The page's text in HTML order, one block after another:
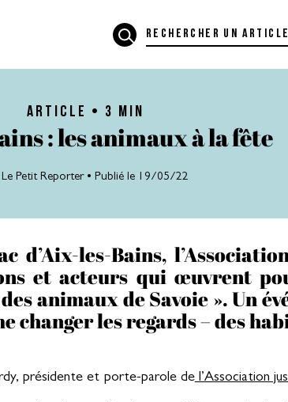
article • 3 MIN
: les animaux à la fête
Le Petit Reporter• Publié le 19/05/22
d’Aix-les-Bains,
et acteurs qui œuvrent
animaux de Savoie ». Un
changer les regards – des
présidente et porte-parole del’Association